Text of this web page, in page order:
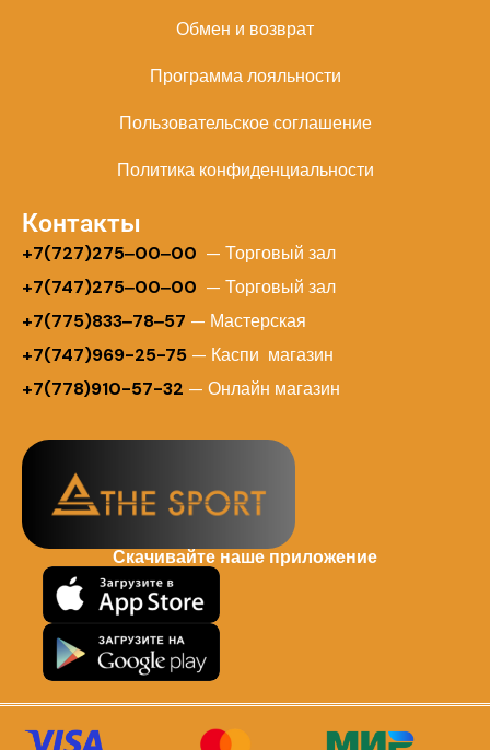
Обмен и возврат
Программа лояльности
Пользовательское соглашение
Политика конфиденциальности
Контакты
+7(727)275‒00‒00 — Торговый зал
+7(747)275‒00‒00 — Торговый зал
+7(775)833‒78‒57 — Мастерская
+7(747)969-25-75 — Каспи магазин
+7(778)910-57-32 — Онлайн магазин
Скачивайте наше приложение